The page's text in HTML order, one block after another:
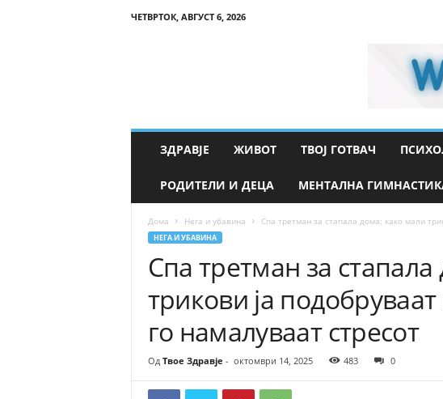
ЧЕТВРТОК, АВГУСТ 6, 2026
ЗДРАВЈЕ ЖИВОТ ТВОЈ ГОТВАЧ
РОДИТЕЛИ И ДЕЦА МЕНТАЛНА
Дома Нега и убавина Спа третман за стапала дома: како мали
НЕГА И УБАВИНА
Спа третман за
трикови ја
го намалуваат стресот
Од Твое Здравје - октомври 14, 2025 483 0